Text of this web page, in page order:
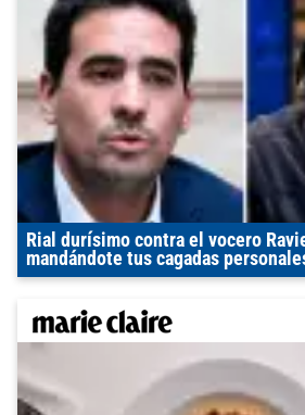
Rial durísimo contra el vocero
mandándote tus cagadas